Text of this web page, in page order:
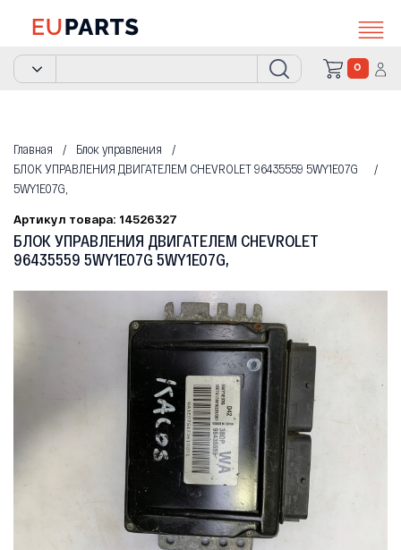
0
Главная
Блок управления
БЛОК УПРАВЛЕНИЯ ДВИГАТЕЛЕМ CHEVROLET 96435559 5WY1E07G
5WY1E07G,
Артикул товара: 14526327
БЛОК УПРАВЛЕНИЯ ДВИГАТЕЛЕМ CHEVROLET
96435559 5WY1E07G 5WY1E07G,